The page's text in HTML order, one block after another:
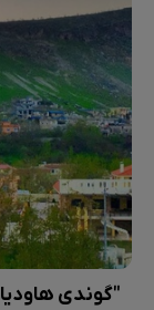
"گوندی